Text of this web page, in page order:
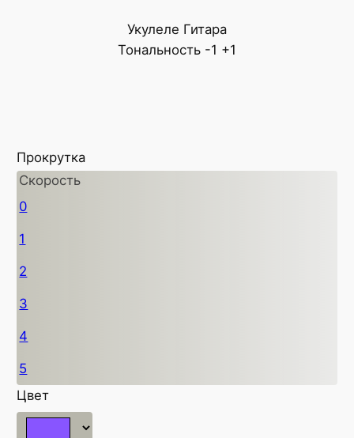
Укулеле Гитара
Тональность -1 +1
Прокрутка
Скорость
0
1
2
3
4
5
Цвет